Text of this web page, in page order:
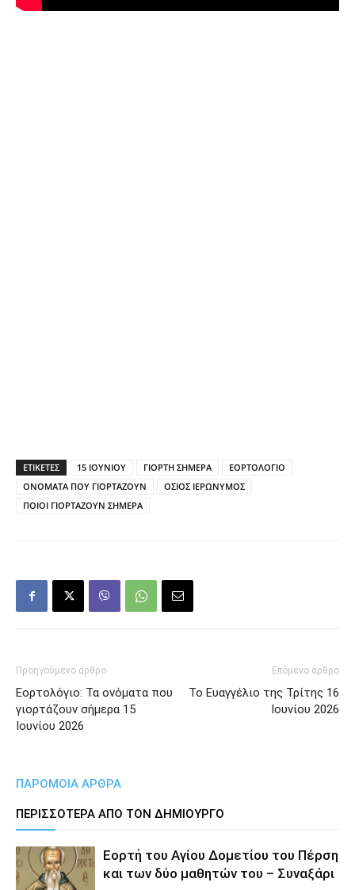
ΕΤΙΚΕΤΕΣ 15 ΙΟΥΝΙΟΥ ΓΙΟΡΤΗ ΣΗΜΕΡΑ
ΕΟΡΤΟΛΟΓΙΟ
ΟΝΟΜΑΤΑ ΠΟΥ ΓΙΟΡΤΑΖΟΥΝ
ΟΣΙΟΣ ΙΕΡΩΝΥΜΟΣ
ΠΟΙΟΙ ΓΙΟΡΤΑΖΟΥΝ ΣΗΜΕΡΑ
Προηγούμενο άρθρο
Εορτολόγιο: Τα ονόματα που
γιορτάζουν σήμερα 15
Ιουνίου 2026
Επόμενο άρθρο
Το Ευαγγέλιο της Τρίτης 16
Ιουνίου 2026
ΠΑΡΟΜΟΙΑ ΑΡΘΡΑ
ΠΕΡΙΣΣΟΤΕΡΑ ΑΠΟ ΤΟΝ ΔΗΜΙΟΥΡΓΟ
Εορτή του Αγίου Δομετίου του Πέρση
και των δύο μαθητών του – Συναξάρι